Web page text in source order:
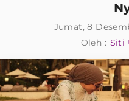
Jumat, 8
Oleh : Siti